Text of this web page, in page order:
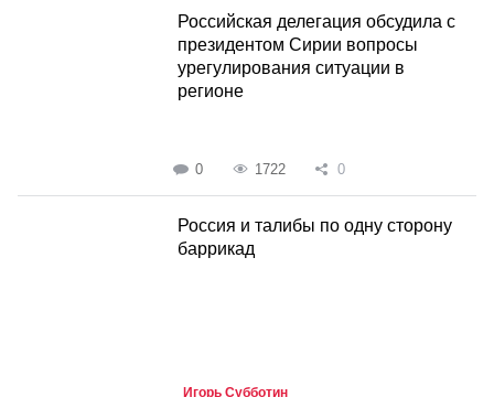
Российская делегация обсудила с
президентом Сирии вопросы
урегулирования ситуации в
регионе
0 1722 0
Россия и талибы по одну сторону
баррикад
Игорь Субботин